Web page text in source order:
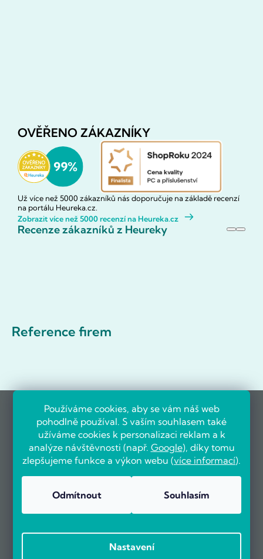
Používáme cookies, aby se vám náš web
pohodlně používal. S vaším souhlasem také
užíváme cookies k personalizaci reklam a k
analýze návštěvnosti (např. Google), díky tomu
zlepšujeme funkce a výkon webu (více informací).
Odmítnout Souhlasím
Nastavení
OVĚŘENO ZÁKAZNÍKY
Už více než 5000 zákazníků nás doporučuje na základě recenzí
na portálu Heureka.cz.
Zobrazit více než 5000 recenzí na Heureka.cz
Recenze zákazníků z Heureky
Reference firem